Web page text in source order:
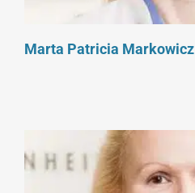
Marta Patricia Markowicz